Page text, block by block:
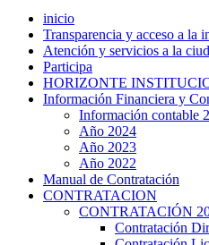
inicio
Transparencia y acceso a la
Atención y servicios a la
Participa
HORIZONTE
Información Financiera y
Información contable
Año 2024
Año 2023
Año 2022
Manual de Contratación
CONTRATACION
CONTRATACIÓN
Contratación